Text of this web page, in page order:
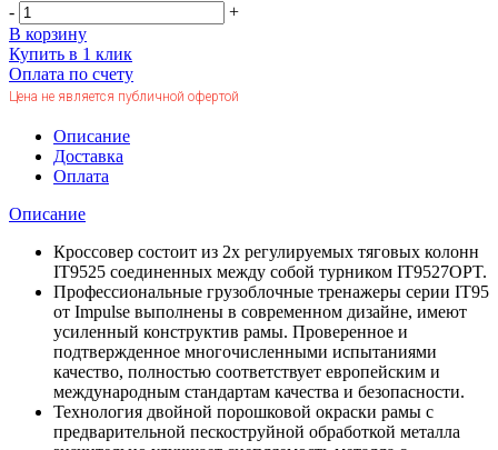
-
+
В корзину
Купить в 1 клик
Оплата по счету
Цена не является публичной офертой
Описание
Доставка
Оплата
Описание
Кроссовер состоит из 2х регулируемых тяговых колонн
IT9525 соединенных между собой турником IT9527OPT.
Профессиональные грузоблочные тренажеры серии IT95
от Impulse выполнены в современном дизайне, имеют
усиленный конструктив рамы. Проверенное и
подтвержденное многочисленными испытаниями
качество, полностью соответствует европейским и
международным стандартам качества и безопасности.
Технология двойной порошковой окраски рамы с
предварительной пескоструйной обработкой металла